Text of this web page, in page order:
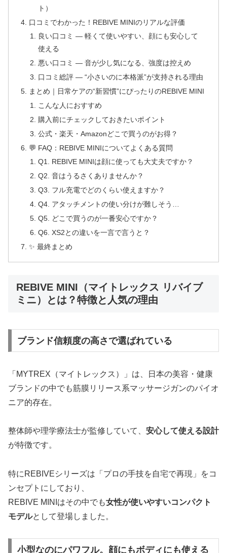
ト）
口コミでわかった！REBIVE MINIのリアルな評価
良い口コミ ― 軽くて使いやすい、顔にも安心して
使える
悪い口コミ ― 音が少し気になる、強度は控えめ
口コミ総評 ― “小さいのに本格派”が支持される理由
まとめ｜日常ケアの“新習慣”にぴったりのREBIVE MINI
こんな人におすすめ
購入前にチェックしておきたいポイント
公式・楽天・Amazonどこで買うのがお得？
💬 FAQ：REBIVE MINIについてよくある質問
Q1. REBIVE MINIは顔に使っても大丈夫ですか？
Q2. 音はうるさくありませんか？
Q3. フル充電でどのくらい使えますか？
Q4. アタッチメントの使い分けが難しそう…
Q5. どこで買うのが一番安心ですか？
Q6. XS2との違いを一言で言うと？
✨ 最終まとめ
REBIVE MINI（マイトレックス リバイブ
ミニ）とは？特徴と人気の理由
ブランド信頼度の高さで選ばれている
「MYTREX（マイトレックス）」は、日本の美容・健康
ブランドの中でも筋膜リリース系マッサージガンのパイオ
ニア的存在。
整体師や理学療法士が監修していて、 安心して使える設計
が特徴です。
特にREBIVEシリーズは「プロの手技を自宅で再現」をコ
ンセプトにしており、
REBIVE MINIはその中でも女性が使いやすいコンパクト
モデルとして登場しました。
小型なのにパワフル。顔にもボディにも使える